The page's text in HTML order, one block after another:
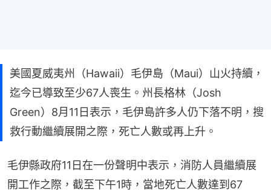
美國夏威夷州（Hawaii）毛伊島（Maui）山火持續，
迄今已導致至少67人喪生。州長格林（Josh
Green）8月11日表示，毛伊島許多人仍下落不明，搜
救行動繼續展開之際，死亡人數或再上升。
毛伊縣政府11日在一份聲明中表示，消防人員繼續展
開工作之際，截至下午1時，當地死亡人數達到67